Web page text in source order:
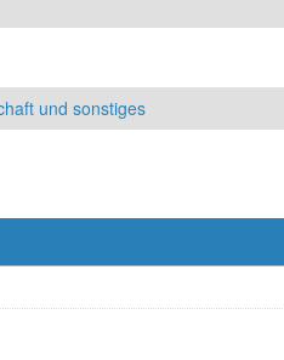
und sonstiges